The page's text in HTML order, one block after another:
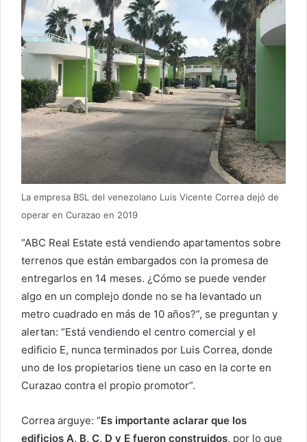
La empresa BSL del venezolano Luis Vicente Correa dejó de
operar en Curazao en 2019
“ABC Real Estate está vendiendo apartamentos sobre
terrenos que están embargados con la promesa de
entregarlos en 14 meses. ¿Cómo se puede vender
algo en un complejo donde no se ha levantado un
metro cuadrado en más de 10 años?”, se preguntan y
alertan: “Está vendiendo el centro comercial y el
edificio E, nunca terminados por Luis Correa, donde
uno de los propietarios tiene un caso en la corte en
Curazao contra el propio promotor”.
Correa arguye: “Es importante aclarar que los
edificios A, B, C, D y E fueron construidos, por lo que